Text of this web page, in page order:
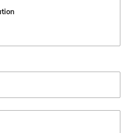
dans un nouvel onglet